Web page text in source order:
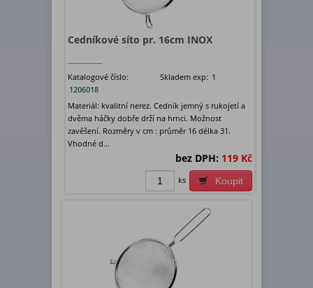
Cedníkové síto pr. 16cm INOX
Katalogové číslo:
1206018
Skladem exp: 1
Materiál: kvalitní nerez. Cedník jemný s rukojetí a
dvěma háčky dobře drží na hrnci. Možnost
zavěšení. Rozměry v cm : průměr 16 délka 31.
Vhodné d...
bez DPH: 119 Kč
Koupit
ks